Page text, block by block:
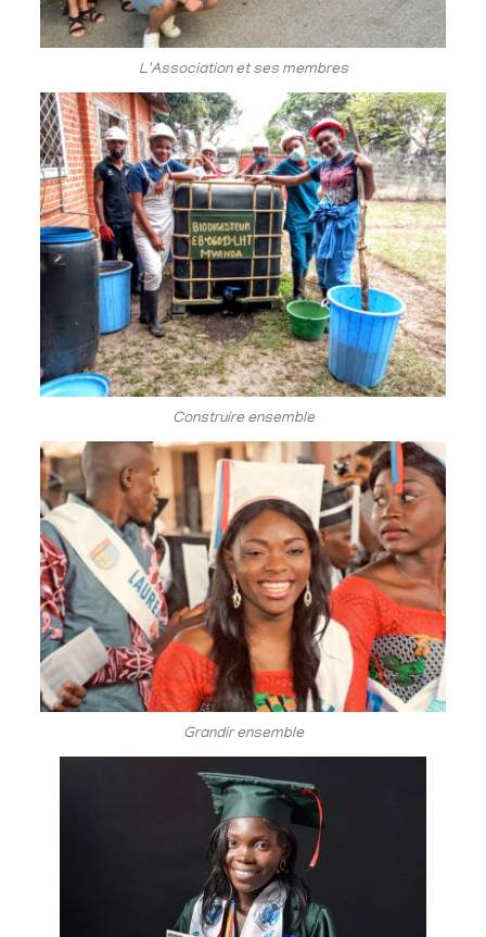
L'Association et ses membres
Construire ensemble
Grandir ensemble